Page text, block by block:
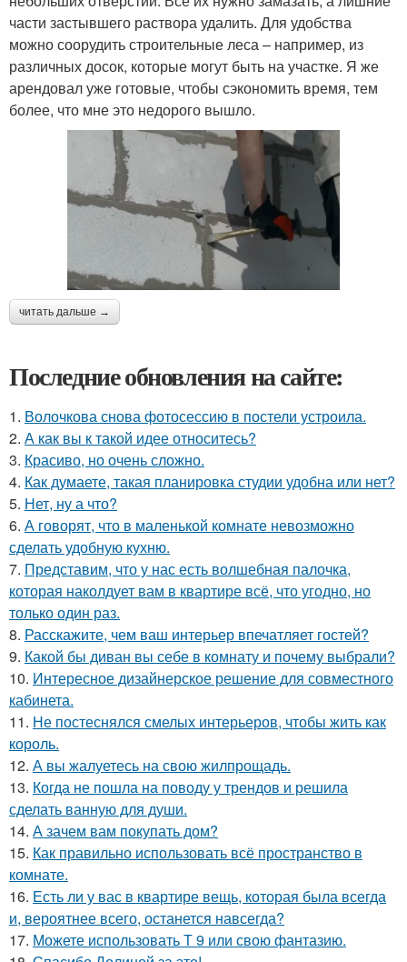
части застывшего раствора удалить. Для удобства
можно соорудить строительные леса – например, из
различных досок, которые могут быть на участке. Я же
арендовал уже готовые, чтобы сэкономить время, тем
более, что мне это недорого вышло.
читать дальше →
Последние обновления на сайте:
1. Волочкова снова фотосессию в постели устроила.
2. А как вы к такой идее относитесь?
3. Красиво, но очень сложно.
4. Как думаете, такая планировка студии удобна или нет?
5. Нет, ну а что?
6. А говорят, что в маленькой комнате невозможно
сделать удобную кухню.
7. Представим, что у нас есть волшебная палочка,
которая наколдует вам в квартире всё, что угодно, но
только один раз.
8. Расскажите, чем ваш интерьер впечатляет гостей?
9. Какой бы диван вы себе в комнату и почему выбрали?
10. Интересное дизайнерское решение для совместного
кабинета.
11. Не постеснялся смелых интерьеров, чтобы жить как
король.
12. А вы жалуетесь на свою жилпрощадь.
13. Когда не пошла на поводу у трендов и решила
сделать ванную для души.
14. А зачем вам покупать дом?
15. Как правильно использовать всё пространство в
комнате.
16. Есть ли у вас в квартире вещь, которая была всегда
и, вероятнее всего, останется навсегда?
17. Можете использовать Т 9 или свою фантазию.